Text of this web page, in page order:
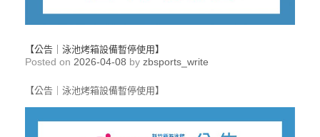
【公告｜泳池烤箱設備暫停使用】
Posted on 2026-04-08 by zbsports_write
【公告｜泳池烤箱設備暫停使用】